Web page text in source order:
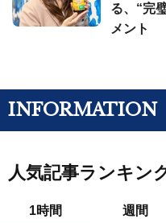
る、“完
メント
INFORMATION
人気記事ランキン
1時間 週間